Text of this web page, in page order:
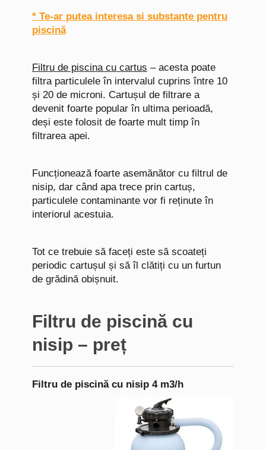
* Te-ar putea interesa si substante pentru
piscină
Filtru de piscina cu cartus – acesta poate
filtra particulele în intervalul cuprins între 10
și 20 de microni. Cartușul de filtrare a
devenit foarte popular în ultima perioadă,
deși este folosit de foarte mult timp în
filtrarea apei.
Funcționează foarte asemănător cu filtrul de
nisip, dar când apa trece prin cartuș,
particulele contaminante vor fi reținute în
interiorul acestuia.
Tot ce trebuie să faceți este să scoateți
periodic cartușul și să îl clătiți cu un furtun
de grădină obișnuit.
Filtru de piscină cu
nisip – preț
Filtru de piscină cu nisip 4 m3/h